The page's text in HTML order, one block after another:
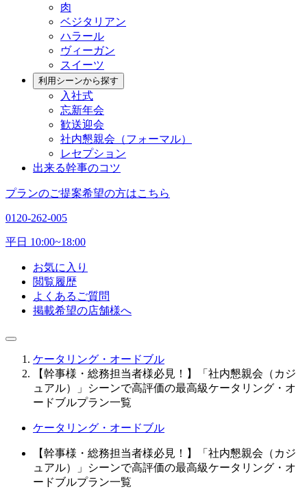
肉
ベジタリアン
ハラール
ヴィーガン
スイーツ
利用シーンから探す
入社式
忘新年会
歓送迎会
社内懇親会（フォーマル）
レセプション
出来る幹事のコツ
プランのご提案希望の方はこちら
0120-262-005
平日 10:00~18:00
お気に入り
閲覧履歴
よくあるご質問
掲載希望の店舗様へ
ケータリング・オードブル
【幹事様・総務担当者様必見！】「社内懇親会（カジ
ュアル）」シーンで高評価の最高級ケータリング・オ
ードブルプラン一覧
ケータリング・オードブル
【幹事様・総務担当者様必見！】「社内懇親会（カジ
ュアル）」シーンで高評価の最高級ケータリング・オ
ードブルプラン一覧